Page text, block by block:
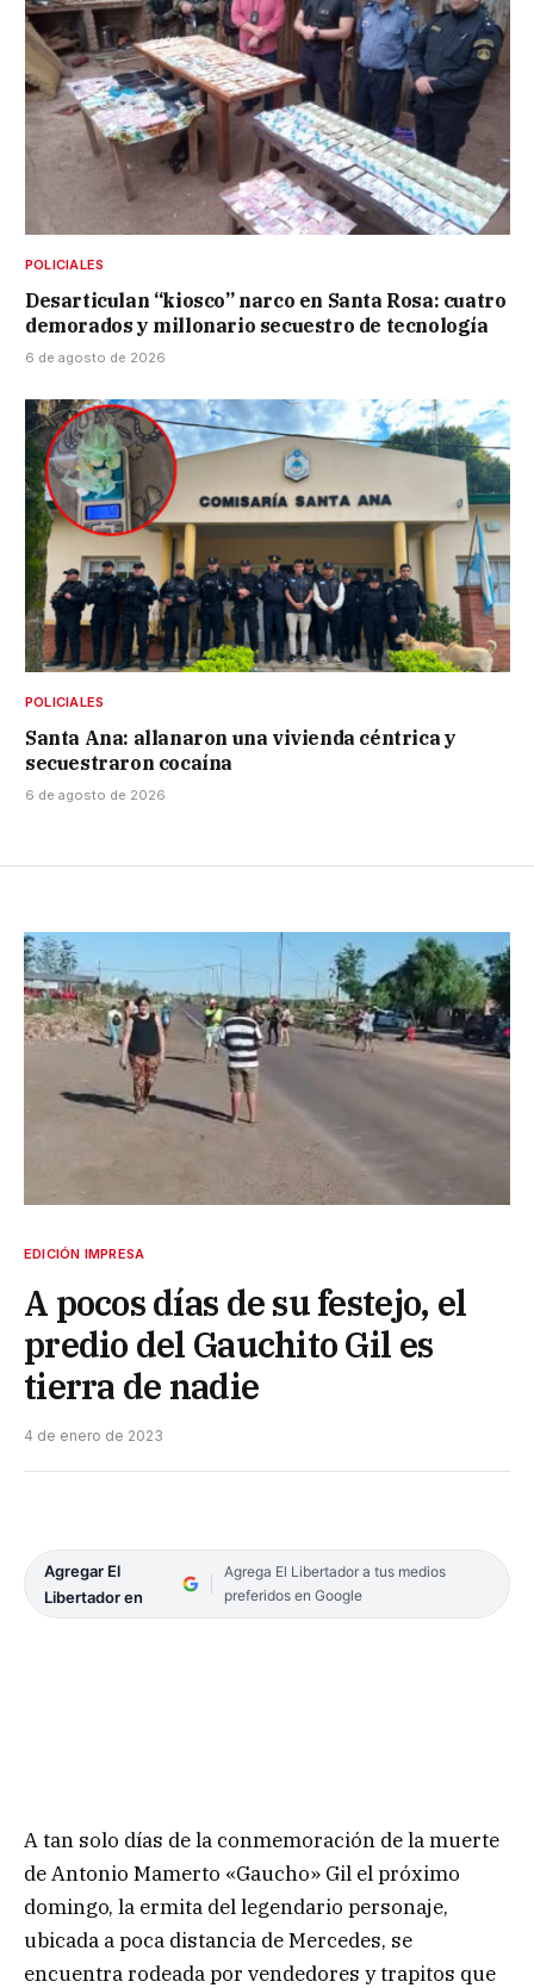
POLICIALES
Desarticulan “kiosco” narco en Santa Rosa: cuatro
demorados y millonario secuestro de tecnología
6 de agosto de 2026
POLICIALES
Santa Ana: allanaron una vivienda céntrica y
secuestraron cocaína
6 de agosto de 2026
EDICIÓN IMPRESA
A pocos días de su festejo, el
predio del Gauchito Gil es
tierra de nadie
4 de enero de 2023
Agregar El
Libertador en
Agrega El Libertador a tus medios
preferidos en Google
A tan solo días de la conmemoración de la muerte
de Antonio Mamerto «Gaucho» Gil el próximo
domingo, la ermita del legendario personaje,
ubicada a poca distancia de Mercedes, se
encuentra rodeada por vendedores y trapitos que